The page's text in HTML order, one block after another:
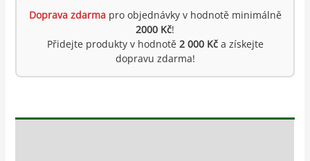
Doprava zdarmapro objednávky v hodnotě minimálně
2000 Kč!
Přidejte produkty v hodnotě 2 000 Kča získejte
dopravu zdarma!